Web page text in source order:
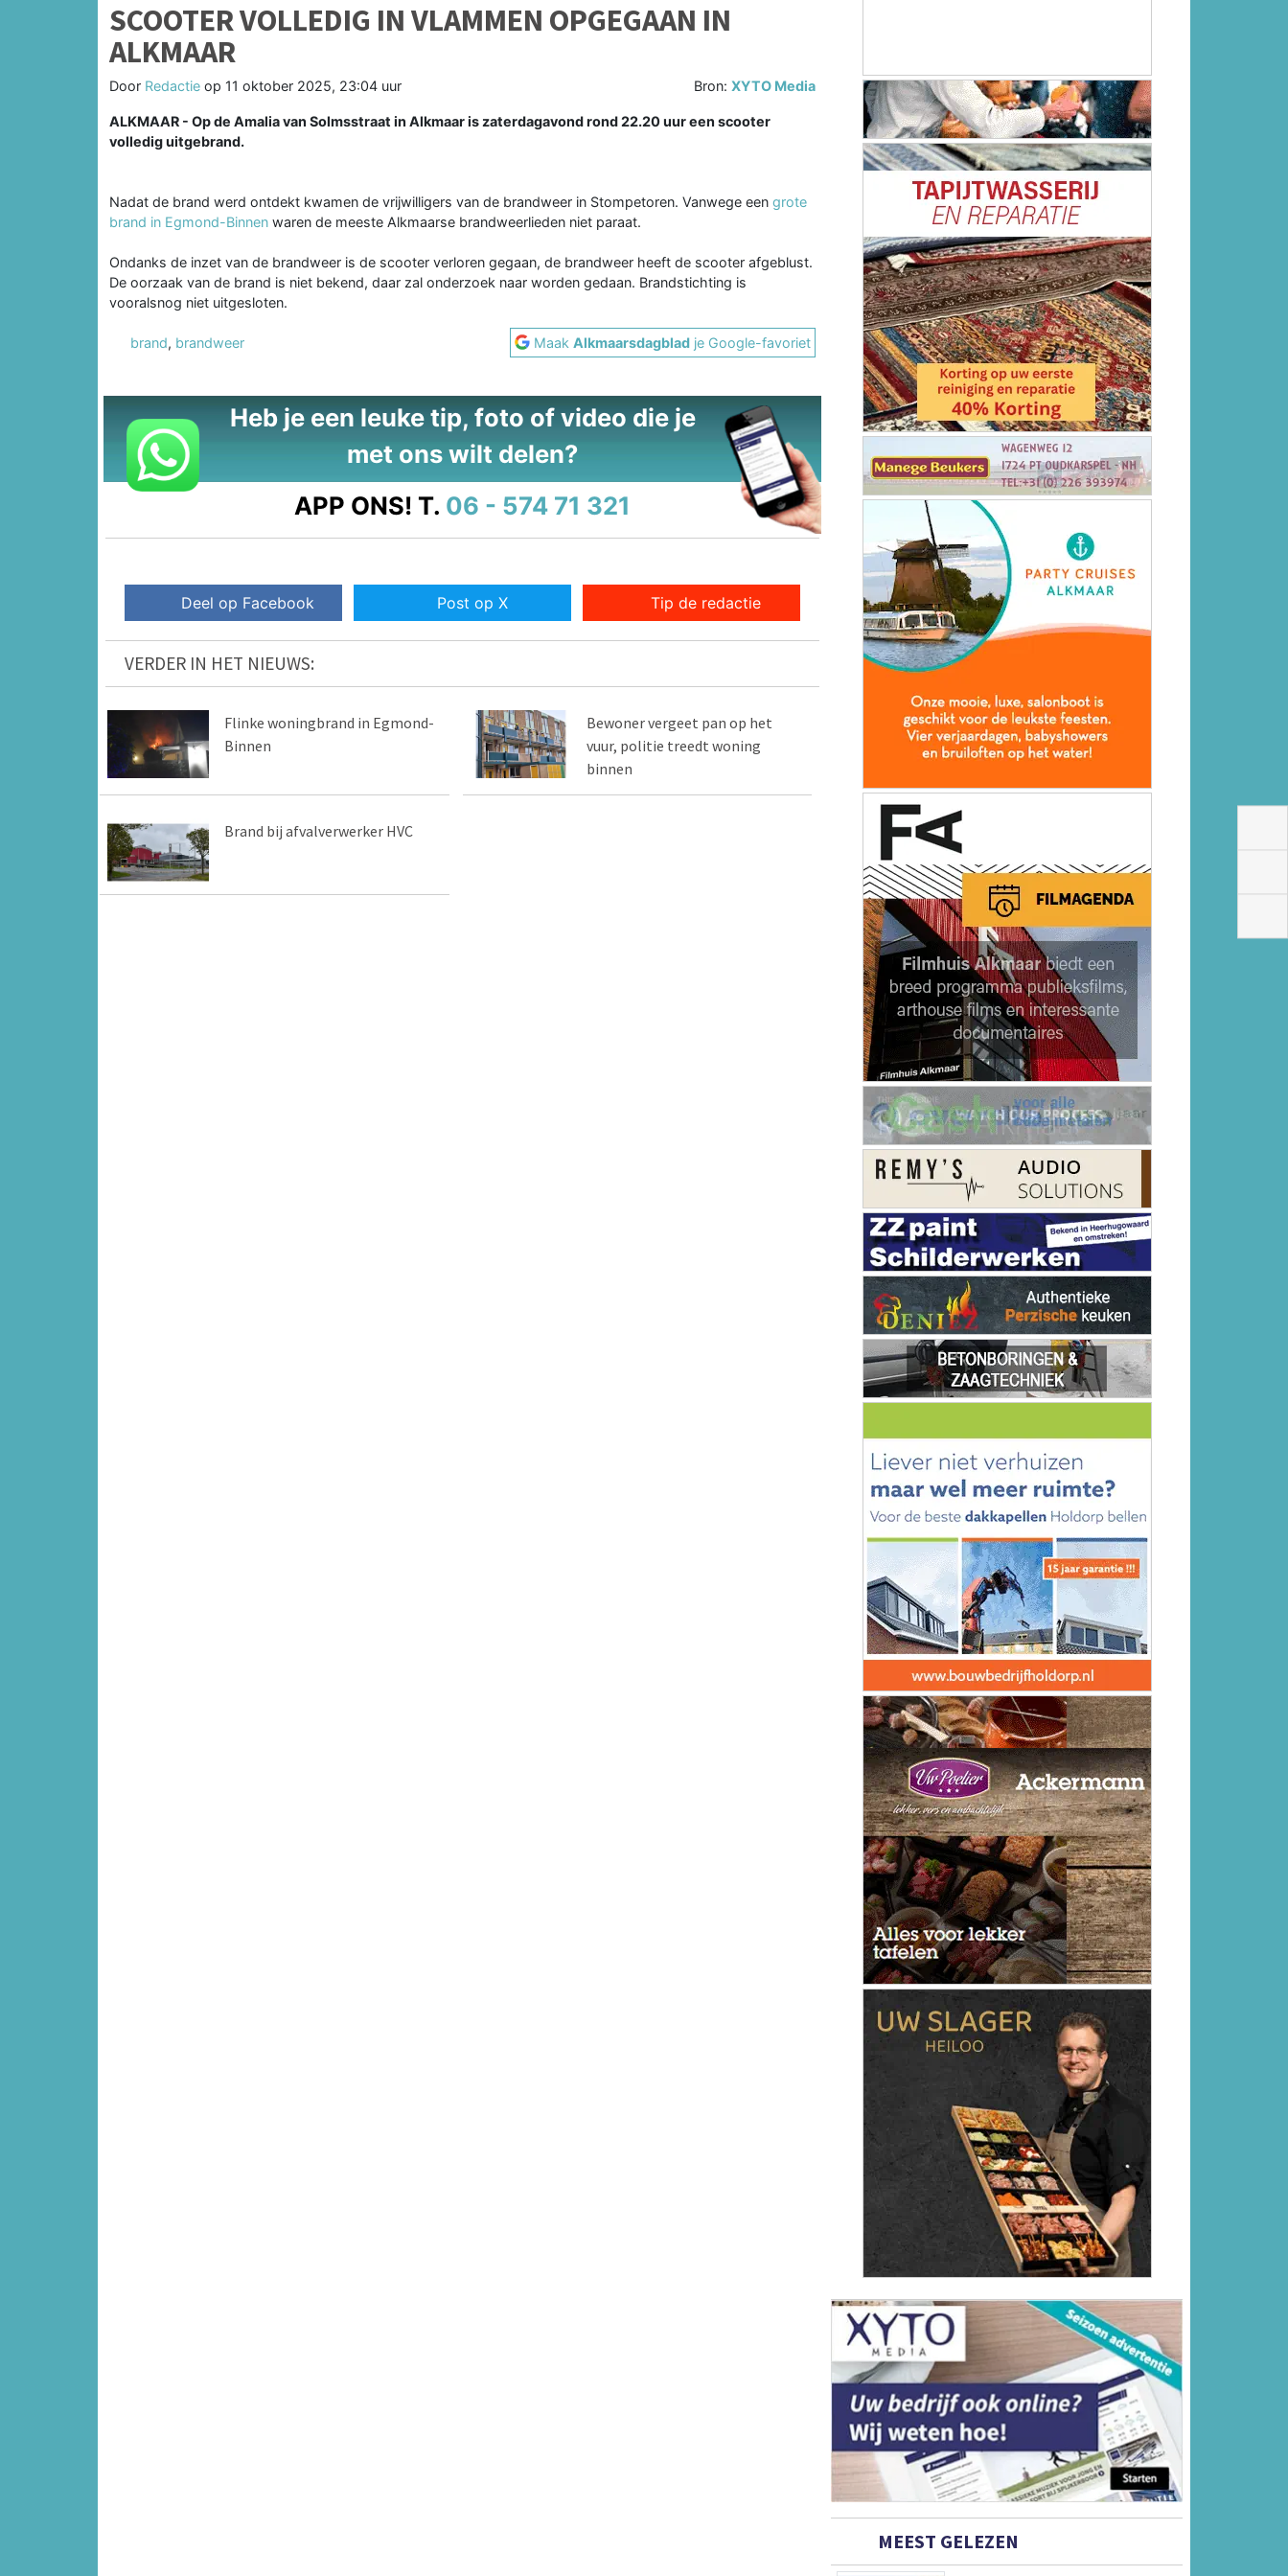
SCOOTER VOLLEDIG IN VLAMMEN OPGEGAAN IN
ALKMAAR
Door Redactie op 11 oktober 2025, 23:04 uur Bron:XYTO Media
ALKMAAR - Op de Amalia van Solmsstraat in Alkmaar is zaterdagavond rond 22.20 uur een scooter
volledig uitgebrand.
Nadat de brand werd ontdekt kwamen de vrijwilligers van de brandweer in Stompetoren. Vanwege een grote
brand in Egmond-Binnen waren de meeste Alkmaarse brandweerlieden niet paraat.
Ondanks de inzet van de brandweer is de scooter verloren gegaan, de brandweer heeft de scooter afgeblust.
De oorzaak van de brand is niet bekend, daar zal onderzoek naar worden gedaan. Brandstichting is
vooralsnog niet uitgesloten.
brand, brandweer MaakAlkmaarsdagblad je Google-favoriet
Heb je een leuke tip, foto of video die je
met ons wilt delen?
APP ONS! T. 06 - 574 71 321
Deel op Facebook Post op X Tip de redactie
VERDER IN HET NIEUWS:
Flinke woningbrand in Egmond-
Binnen
Bewoner vergeet pan op het
vuur, politie treedt woning
binnen
Brand bij afvalverwerker HVC
MEEST GELEZEN